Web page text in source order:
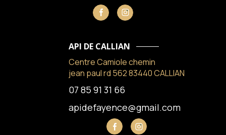
API DE CALLIAN
Centre Camiole chemin
jean paul rd 562 83440 CALLIAN
07 85 91 31 66
apidefayence@gmail.com